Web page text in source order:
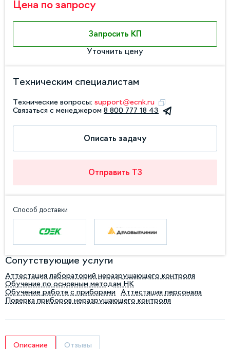
Цена по запросу
Запросить КП
Уточнить цену
Техническим специалистам
Технические вопросы: support@ecnk.ru
Связаться с менеджером 8 800 777 18 43
Описать задачу
Отправить ТЗ
Способ доставки
Сопутствующие услуги
Аттестация лабораторий неразрушающего контроля
Обучение по основным методам НК
Обучение работе с приборами
Аттестация персонала
Поверка приборов неразрушающего контроля
Описание Отзывы